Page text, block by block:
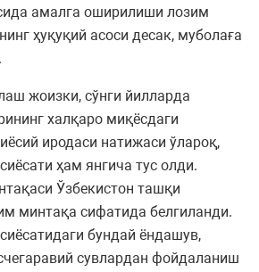
амалга оширилиши лозим
ҳуқуқий асоси десак, муболаға
жоизки, сўнги йилларда
халқаро миқёсдаги
иродаси натижаси ўлароқ,
ҳам янгича тус олди.
Ўзбекистон ташқи
минтақа сифатида белгиланди.
бундай ёндашув,
сувлардан фойдаланиш